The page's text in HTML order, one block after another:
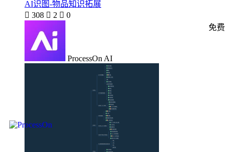
AI识图-物品知识拓展
 308  2  0
ProcessOn AI
免费